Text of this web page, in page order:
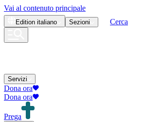
Vai al contenuto principale
Edition italiano Sezioni Cerca
Servizi
Dona ora
Dona ora
Prega